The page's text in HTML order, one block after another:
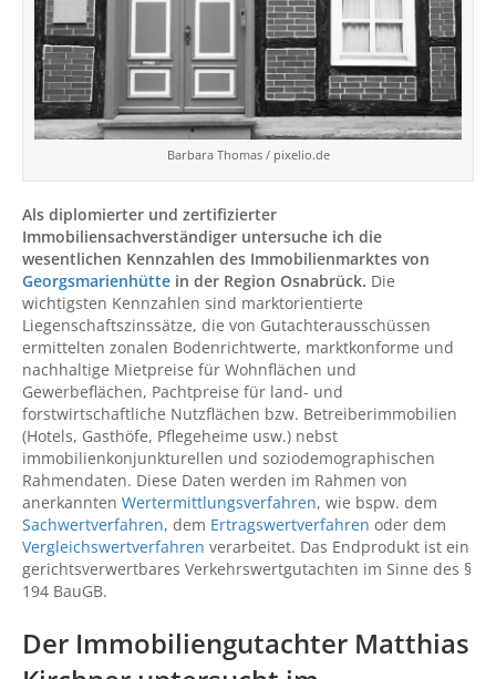
Barbara Thomas / pixelio.de
Als diplomierter und zertifizierter
Immobiliensachverständiger untersuche ich die
wesentlichen Kennzahlen des Immobilienmarktes von
Georgsmarienhütte in der Region Osnabrück. Die
wichtigsten Kennzahlen sind marktorientierte
Liegenschaftszinssätze, die von Gutachterausschüssen
ermittelten zonalen Bodenrichtwerte, marktkonforme und
nachhaltige Mietpreise für Wohnflächen und
Gewerbeflächen, Pachtpreise für land- und
forstwirtschaftliche Nutzflächen bzw. Betreiberimmobilien
(Hotels, Gasthöfe, Pflegeheime usw.) nebst
immobilienkonjunkturellen und soziodemographischen
Rahmendaten. Diese Daten werden im Rahmen von
anerkannten Wertermittlungsverfahren, wie bspw. dem
Sachwertverfahren, dem Ertragswertverfahren oder dem
Vergleichswertverfahren verarbeitet. Das Endprodukt ist ein
gerichtsverwertbares Verkehrswertgutachten im Sinne des §
194 BauGB.
Der Immobiliengutachter Matthias